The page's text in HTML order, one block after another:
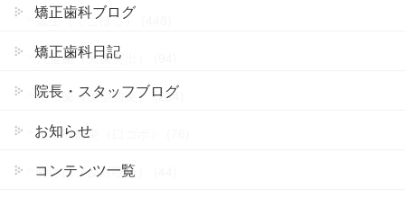
叢生（でこぼこ） (448)
八重歯（犬歯突出） (94)
出っ歯（上顎前突） (234)
上下顎前突（口ゴボ） (76)
受け口（反対咬合） (44)
矯正歯科ブログ
矯正歯科日記
院長・スタッフブログ
お知らせ
コンテンツ一覧